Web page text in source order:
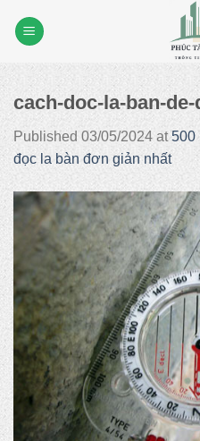
cach-doc-la-ban-
Published 03/05/2024 at500
đọc la bàn đơn giản nhất